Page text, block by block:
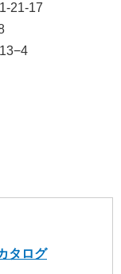
21-17
タログ